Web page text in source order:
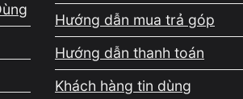
Hướng dẫn mua trả góp
Hướng dẫn thanh toán
Khách hàng tin dùng